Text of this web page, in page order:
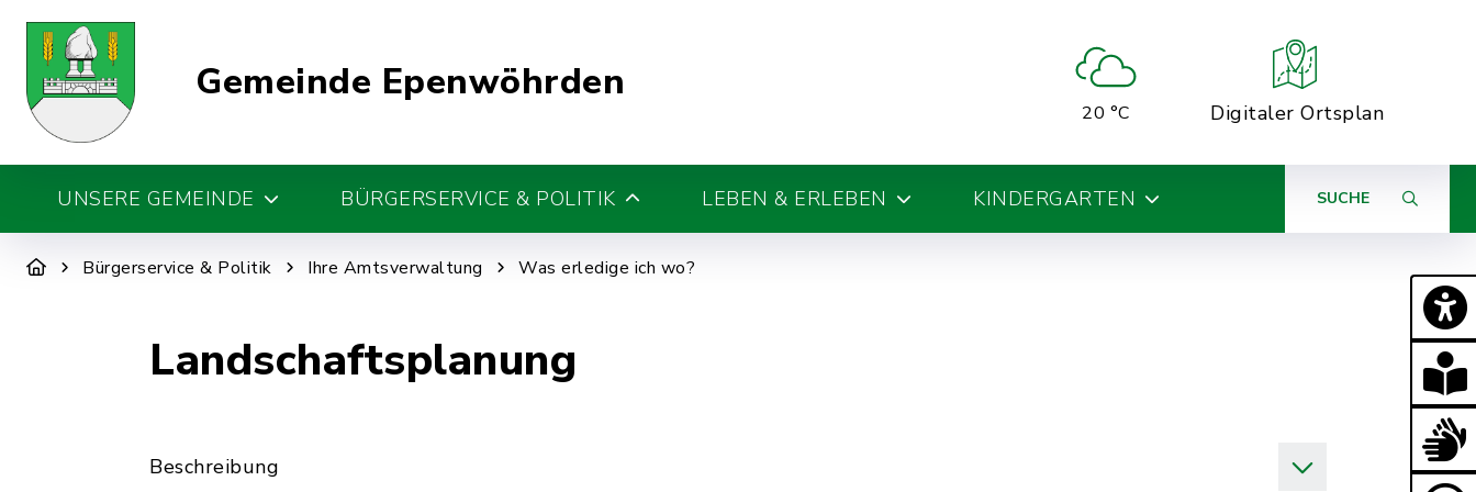
Gemeinde Epenwöhrden
20 °C Digitaler Ortsplan
UNSERE GEMEINDE BÜRGERSERVICE & POLITIK LEBEN & ERLEBEN KINDERGARTEN SUCHE
Bürgerservice & Politik Ihre Amtsverwaltung Was erledige ich wo?
Landschaftsplanung
Beschreibung